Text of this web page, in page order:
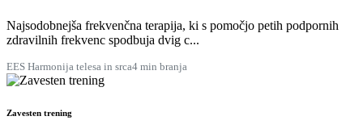
Najsodobnejša frekvenčna terapija, ki s pomočjo petih podpornih
zdravilnih frekvenc spodbuja dvig c...
EES Harmonija telesa in srca4 min branja
Zavesten trening